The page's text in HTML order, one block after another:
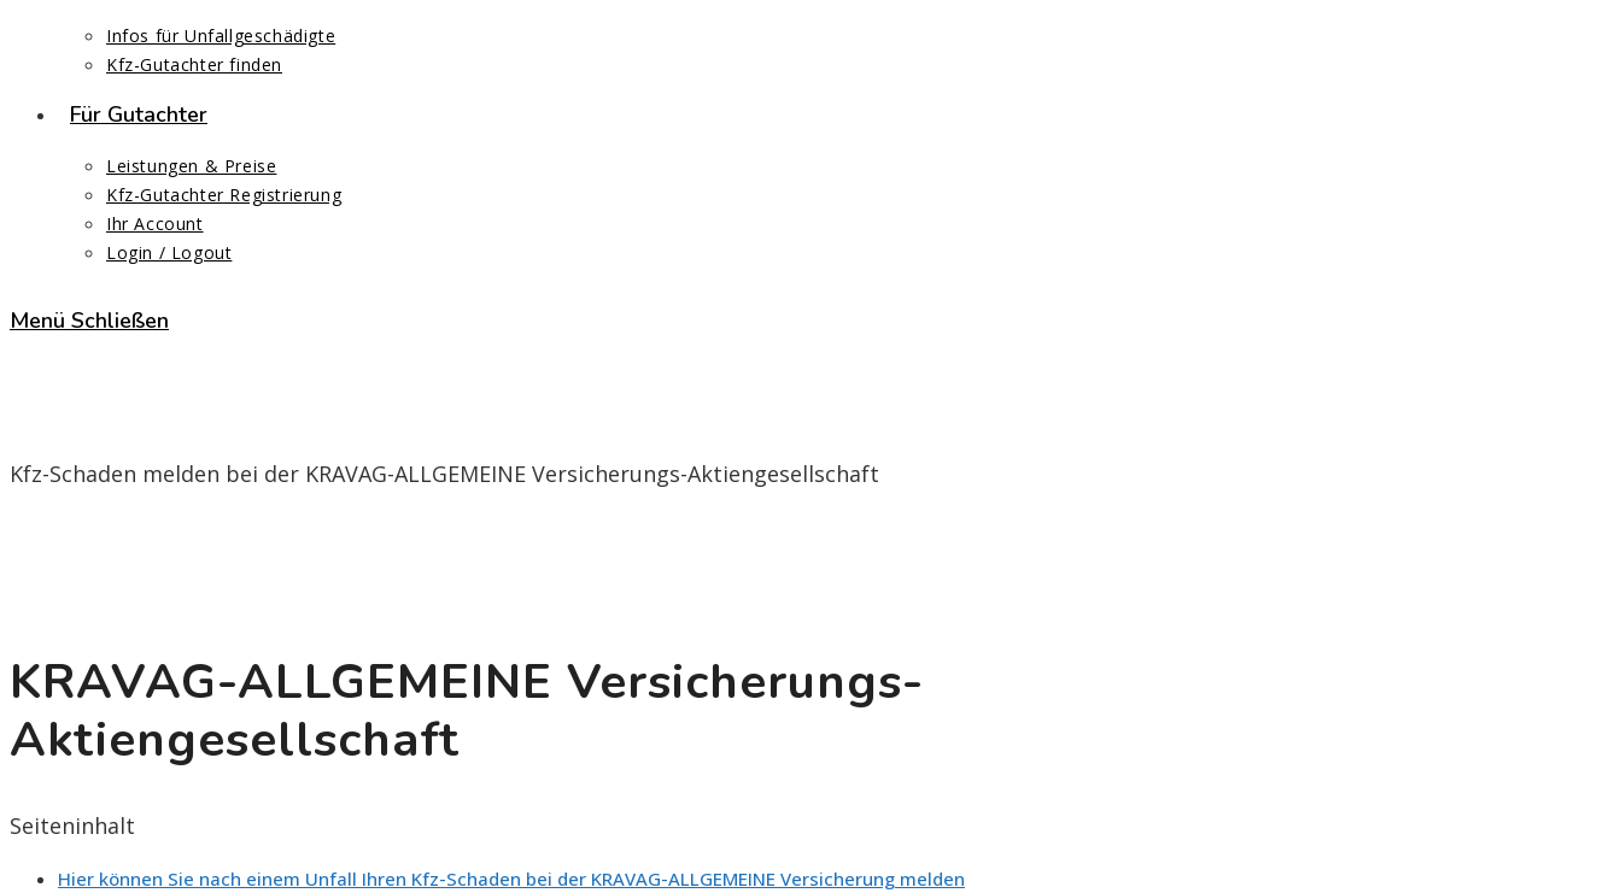
Infos für Unfallgeschädigte
Kfz-Gutachter finden
Für Gutachter
Leistungen & Preise
Kfz-Gutachter Registrierung
Ihr Account
Login / Logout
Menü Schließen
Kfz-Schaden melden bei der KRAVAG-ALLGEMEINE Versicherungs-Aktiengesellschaft
KRAVAG-ALLGEMEINE Versicherungs-
Aktiengesellschaft
Seiteninhalt
Hier können Sie nach einem Unfall Ihren Kfz-Schaden bei der KRAVAG-ALLGEMEINE Versicherung melden